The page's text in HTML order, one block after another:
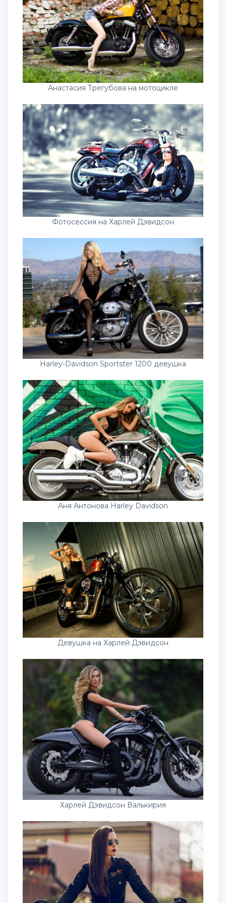
Анастасия Трегубова на мотоцикле
Фотосессия на Харлей Дэвидсон
Harley-Davidson Sportster 1200 девушка
Аня Антонова Harley Davidson
Девушка на Харлей Дэвидсон
Харлей Дэвидсон Валькирия